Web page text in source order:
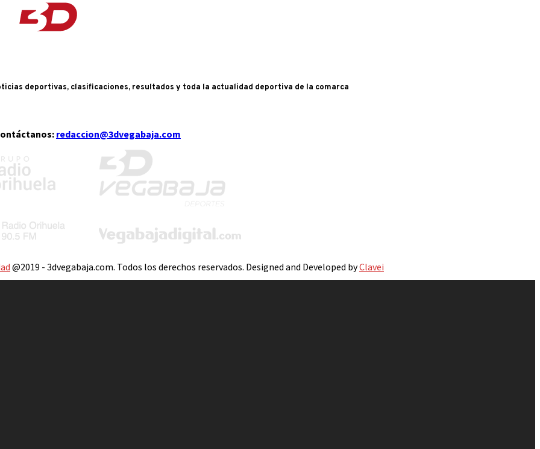
deportivas, clasificaciones, resultados y toda la actualidad deportiva de la comarca
redaccion@3dvegabaja.com
@2019 - 3dvegabaja.com. Todos los derechos reservados. Designed and Developed byClavei